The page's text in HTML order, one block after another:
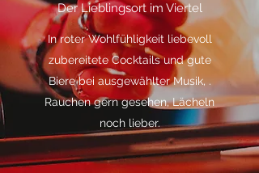
Der Lieblingsort im Viertel
In roter Wohlfühligkeit liebevoll
zubereitete Cocktails und gute
Biere bei ausgewählter Musik, .
Rauchen gern gesehen, Lächeln
noch lieber.